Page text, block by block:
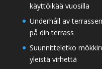
käyttöikää vuosilla
Underhåll av
på din terrass
Suunnitteletko
yleistä virhettä